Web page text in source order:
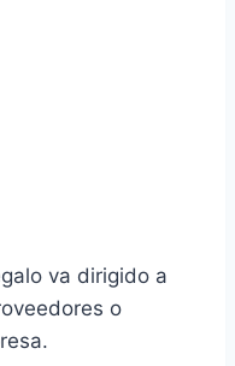
va dirigido a
o